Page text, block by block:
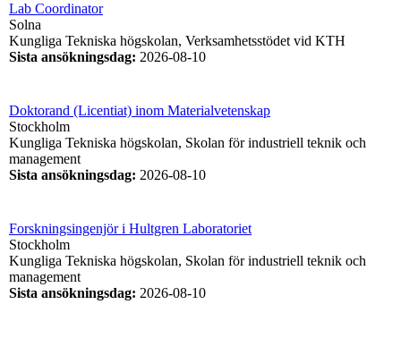
Lab Coordinator
Solna
Kungliga Tekniska högskolan, Verksamhetsstödet vid KTH
Sista ansökningsdag: 2026-08-10
Doktorand (Licentiat) inom Materialvetenskap
Stockholm
Kungliga Tekniska högskolan, Skolan för industriell teknik och
management
Sista ansökningsdag: 2026-08-10
Forskningsingenjör i Hultgren Laboratoriet
Stockholm
Kungliga Tekniska högskolan, Skolan för industriell teknik och
management
Sista ansökningsdag: 2026-08-10